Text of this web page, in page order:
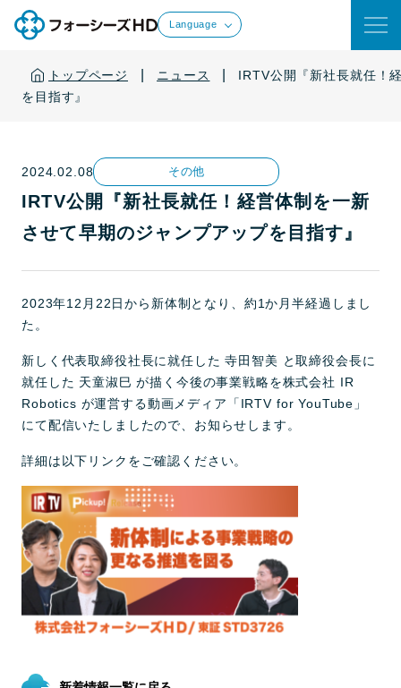
Language
トップページ ニュース
IRTV公開『新社長就任！
を目指す』
2024.02.08 その他
IRTV公開『新社長就任！経営体制を一新
させて早期のジャンプアップを目指す』
2023年12月22日から新体制となり、約1か月半経過しまし
た。
新しく代表取締役社長に就任した 寺田智美 と取締役会長に
就任した 天童淑巳 が描く今後の事業戦略を株式会社 IR
Robotics が運営する動画メディア「IRTV for YouTube」
にて配信いたしましたので、お知らせします。
詳細は以下リンクをご確認ください。